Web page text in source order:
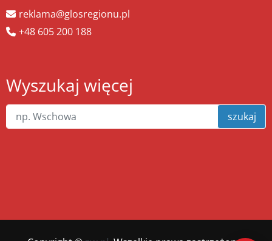
reklama@glosregionu.pl
+48 605 200 188
Wyszukaj więcej
szukaj